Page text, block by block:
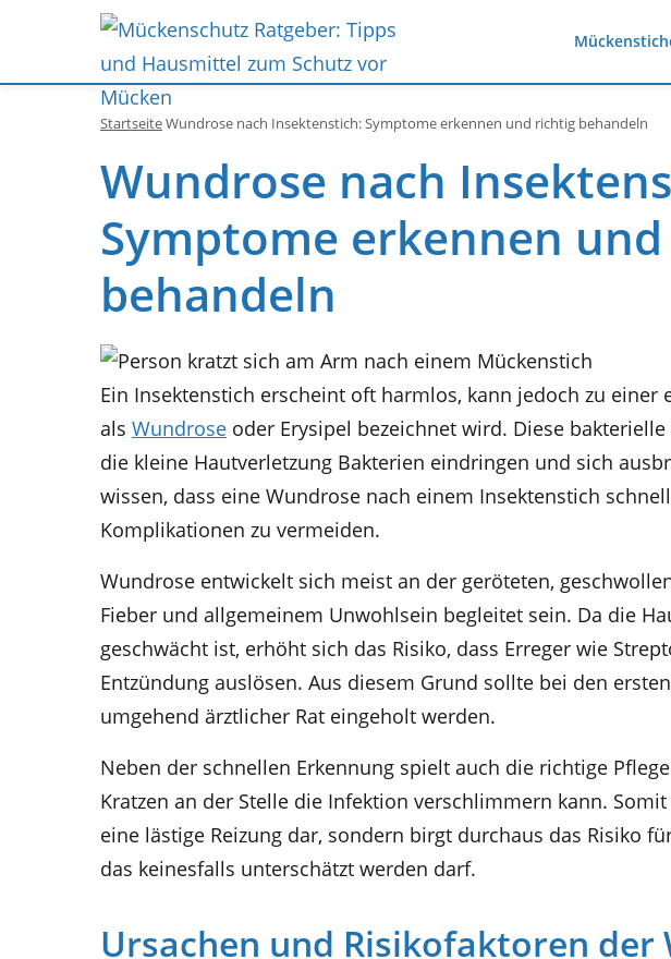
StartseiteWundrose nach Insektenstich: Symptome erkennen und richtig behandeln
Wundrose nach
Symptome erkennen
behandeln
Ein Insektenstich erscheint oft harmlos, kann jedoch zu
als Wundrose oder Erysipel bezeichnet wird. Diese
die kleine Hautverletzung Bakterien eindringen und sich
wissen, dass eine Wundrose nach einem Insektenstich
Komplikationen zu vermeiden.
Wundrose entwickelt sich meist an der geröteten,
Fieber und allgemeinem Unwohlsein begleitet sein. Da die
geschwächt ist, erhöht sich das Risiko, dass Erreger wie
Entzündung auslösen. Aus diesem Grund sollte bei den
umgehend ärztlicher Rat eingeholt werden.
Neben der schnellen Erkennung spielt auch die richtige
Kratzen an der Stelle die Infektion verschlimmern kann.
eine lästige Reizung dar, sondern birgt durchaus das Risiko
das keinesfalls unterschätzt werden darf.
Ursachen und Risikofaktoren der